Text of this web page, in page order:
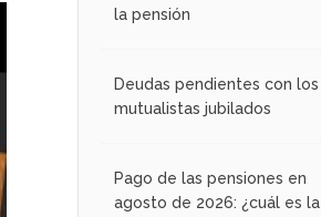
la pensión
Deudas pendientes con los
mutualistas jubilados
Pago de las pensiones en
agosto de 2026: ¿cuál es la